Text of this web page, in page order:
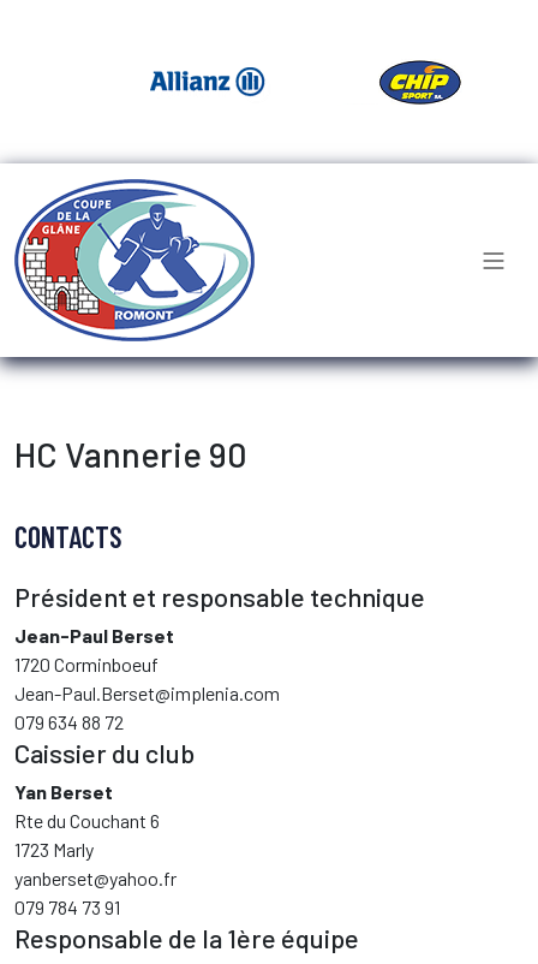
HC Vannerie 90
CONTACTS
Président et responsable technique
Jean-Paul Berset
1720 Corminboeuf
Jean-Paul.Berset@implenia.com
079 634 88 72
Caissier du club
Yan Berset
Rte du Couchant 6
1723 Marly
yanberset@yahoo.fr
079 784 73 91
Responsable de la 1ère équipe